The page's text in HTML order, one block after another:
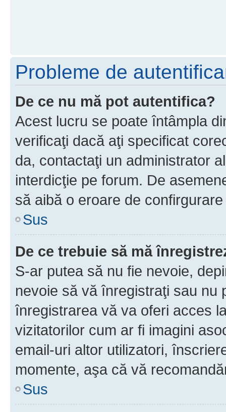
Probleme de
De ce nu mă pot autentifica?
Acest lucru se poate întâmpla
verificaţi dacă aţi specificat
da, contactaţi un administrator
interdicţie pe forum. De
să aibă o eroare de
Sus
De ce trebuie să mă
S-ar putea să nu fie nevoie,
nevoie să vă înregistraţi sau nu
înregistrarea vă va oferi acces
vizitatorilor cum ar fi imagini
email-uri altor utilizatori,
momente, aşa că vă
Sus